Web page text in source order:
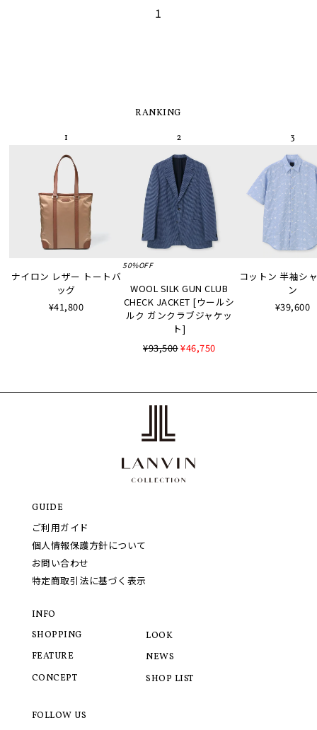
1
RANKING
ナイロン レザー トートバ
ッグ
¥41,800
50%OFF
WOOL SILK GUN CLUB
CHECK JACKET [ウールシ
ルク ガンクラブジャケッ
ト]
¥93,500¥46,750
コットン 半袖シ
ン
¥39,600
GUIDE
ご利用ガイド
個人情報保護方針について
お問い合わせ
特定商取引法に基づく表示
INFO
SHOPPING
FEATURE
CONCEPT
LOOK
NEWS
SHOP LIST
FOLLOW US